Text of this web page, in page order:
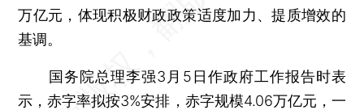
万亿元，体现积极财政政策适度加力、提质增效的
基调。
国务院总理李强3月5日作政府工作报告时表
示，赤字率拟按3%安排，赤字规模4.06万亿元，一